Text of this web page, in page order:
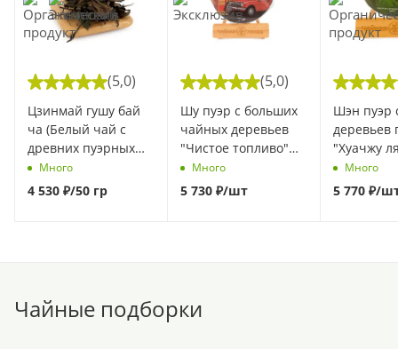
(5,0)
Цзинмай гушу бай
ча (Белый чай с
древних пуэрных
деревьев гор
Цзинмай) (10 гр)
Много
4 530 ₽/50 гр
(5,0)
Шу пуэр с больших
чайных деревьев
"Чистое топливо"
марки "Чайная
Линия" 357 г (Весна
Много
5 730 ₽/шт
Шэн пуэр
деревьев
"Хуачжу
марки
Линия"
Много
5 770 ₽/
Чайные подборки